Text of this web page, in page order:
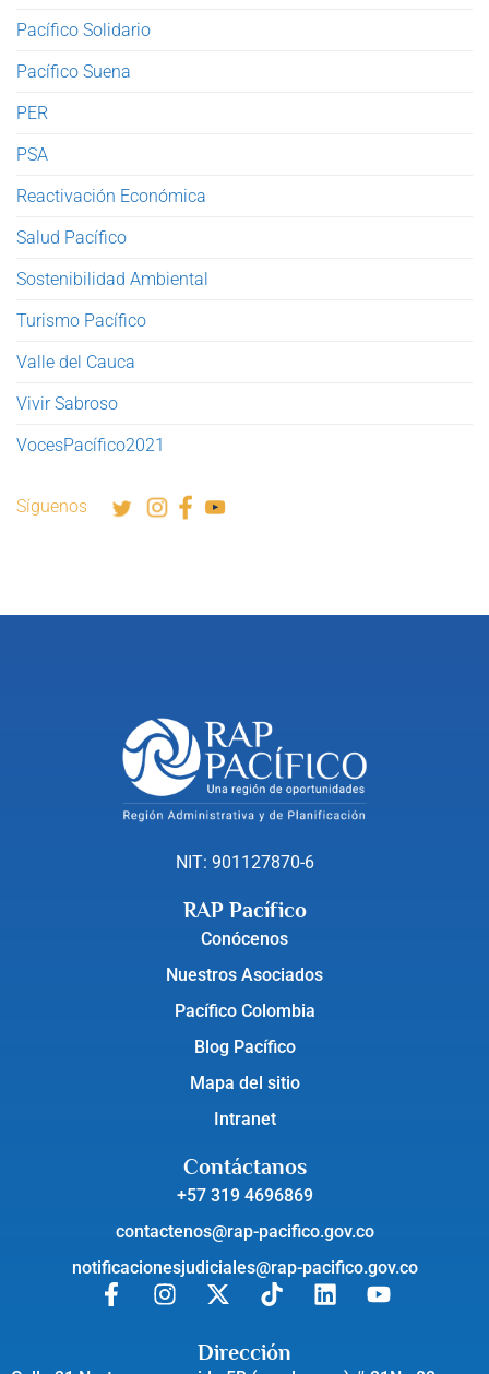
Pacífico Solidario
Pacífico Suena
PER
PSA
Reactivación Económica
Salud Pacífico
Sostenibilidad Ambiental
Turismo Pacífico
Valle del Cauca
Vivir Sabroso
VocesPacífico2021
Síguenos
NIT: 901127870-6
RAP Pacífico
Conócenos
Nuestros Asociados
Pacífico Colombia
Blog Pacífico
Mapa del sitio
Intranet
Contáctanos
+57 319 4696869
contactenos@rap-pacifico.gov.co
notificacionesjudiciales@rap-pacifico.gov.co
Dirección